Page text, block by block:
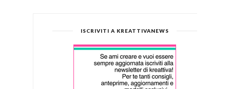
ISCRIVITI A KREATTIVANEWS